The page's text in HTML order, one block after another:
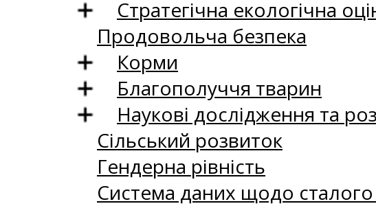
Стратегічна екологічна
Продовольча безпека
Корми
Благополуччя тварин
Наукові дослідження та
Сільський розвиток
Гендерна рівність
Система даних щодо сталого